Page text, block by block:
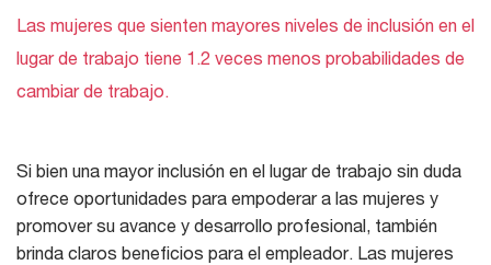
Las mujeres que sienten mayores niveles de inclusión en el
lugar de trabajo tiene 1.2 veces menos probabilidades de
cambiar de trabajo.
Si bien una mayor inclusión en el lugar de trabajo sin duda
ofrece oportunidades para empoderar a las mujeres y
promover su avance y desarrollo profesional, también
brinda claros beneficios para el empleador. Las mujeres